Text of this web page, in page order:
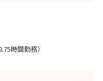
時間勤務）